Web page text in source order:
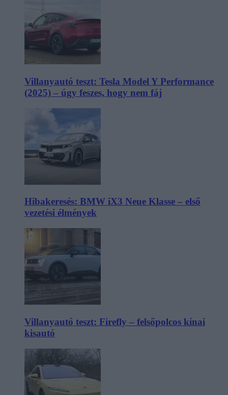
Villanyautó teszt: Tesla Model Y Performance
(2025) – úgy feszes, hogy nem fáj
Hibakeresés: BMW iX3 Neue Klasse – első
vezetési élmények
Villanyautó teszt: Firefly – felsőpolcos kínai
kisautó